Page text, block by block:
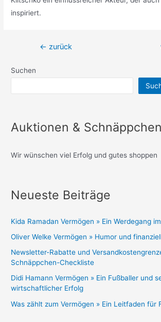
inspiriert.
Beitragsnavigation
← zurück
Suchen
Auktionen & Schnäppchen
Wir wünschen viel Erfolg und gutes shoppen
Neueste Beiträge
Kida Ramadan Vermögen » Ein Werdegang
Oliver Welke Vermögen » Humor und
Newsletter-Rabatte und
Schnäppchen-Checkliste
Didi Hamann Vermögen » Ein Fußballer und
wirtschaftlicher Erfolg
Was zählt zum Vermögen » Ein Leitfaden für